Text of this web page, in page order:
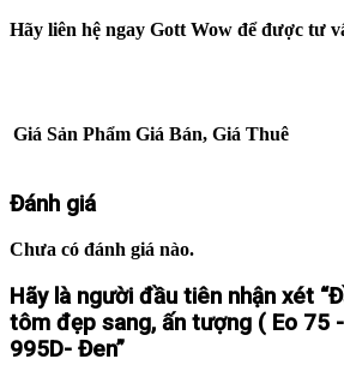
Hãy liên hệ ngay Gott Wow để được tư
Giá Sản Phẩm Giá Bán, Giá Thuê
Đánh giá
Chưa có đánh giá nào.
Hãy là người đầu tiên nhận xét
tôm đẹp sang, ấn tượng ( Eo 75
995D- Đen”